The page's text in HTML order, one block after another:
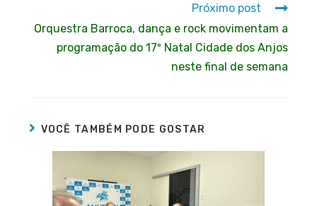
Próximo post
Orquestra Barroca, dança e rock movimentam a
programação do 17º Natal Cidade dos Anjos
neste final de semana
VOCÊ TAMBÉM PODE GOSTAR